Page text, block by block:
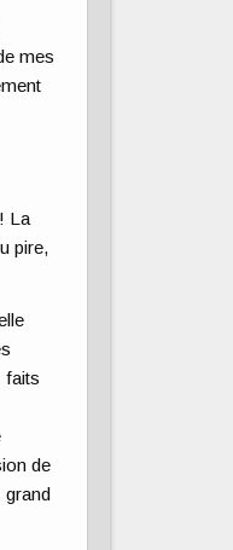
mes
La
pire,
faits
de
grand